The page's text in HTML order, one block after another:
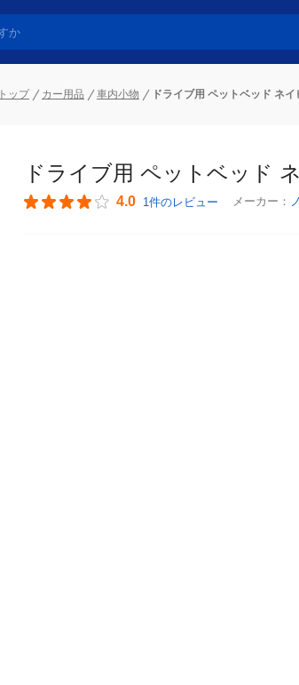
トップ カー用品 車内小物 ドライブ用 ペットベッド ネイ
ドライブ用 ペットベッド
4.0 1件のレビュー メーカー：